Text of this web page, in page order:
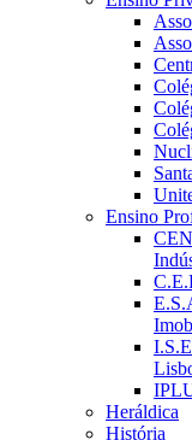
Ensino
Heráldica
História